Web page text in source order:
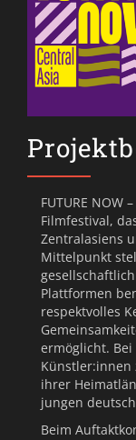
FUTURE NOW
Filmfestival,
Zentralasiens
Mittelpunkt
Plattformen
respektvolles
ermöglicht. Bei
Künstler:innen
ihrer
jungen
Beim